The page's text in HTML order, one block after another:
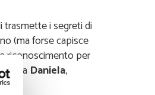
trasmette i segreti di
(ma forse capisce
riconoscimento per
bella Daniela,